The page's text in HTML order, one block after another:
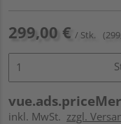
299,00 € / Stk.
inkl. MwSt. zzgl.